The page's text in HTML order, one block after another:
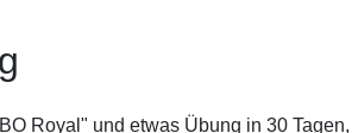
Royal" und etwas Übung in 30 Tagen,